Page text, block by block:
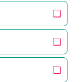
❏
❏
❏